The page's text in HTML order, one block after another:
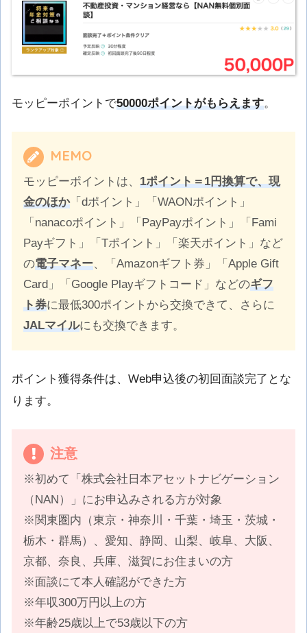
モッピーポイントで50000ポイントがもらえます。
MEMO
モッピーポイントは、 1ポイント＝1円換算で、現
金のほか「dポイント」「WAONポイント」
「nanacoポイント」「PayPayポイント」「Fami
Payギフト」「Tポイント」「楽天ポイント」など
の電子マネー、「Amazonギフト券」「Apple Gift
Card」「Google Playギフトコード」などのギフ
ト券に最低300ポイントから交換できて、さらに
JALマイルにも交換できます。
ポイント獲得条件は、Web申込後の初回面談完了とな
ります。
注意
※初めて「株式会社日本アセットナビゲーション
（NAN）」にお申込みされる方が対象
※関東圏内（東京・神奈川・千葉・埼玉・茨城・
栃木・群馬）、愛知、静岡、山梨、岐阜、大阪、
京都、奈良、兵庫、滋賀にお住まいの方
※面談にて本人確認ができた方
※年収300万円以上の方
※年齢25歳以上で53歳以下の方